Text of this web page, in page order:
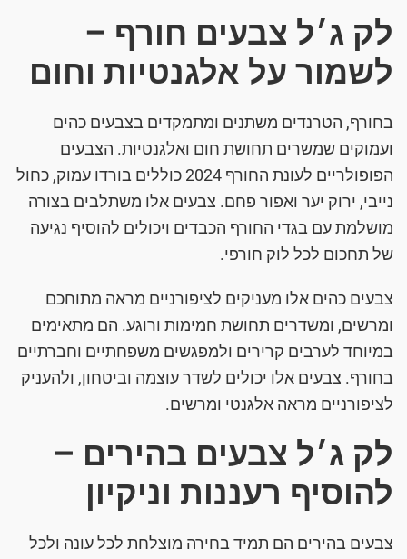
לק ג׳ל צבעים חורף –
לשמור על אלגנטיות וחום
בחורף, הטרנדים משתנים ומתמקדים בצבעים כהים
ועמוקים שמשרים תחושת חום ואלגנטיות. הצבעים
הפופולריים לעונת החורף 2024 כוללים בורדו עמוק, כחול
נייבי, ירוק יער ואפור פחם. צבעים אלו משתלבים בצורה
מושלמת עם בגדי החורף הכבדים ויכולים להוסיף נגיעה
של תחכום לכל לוק חורפי.
צבעים כהים אלו מעניקים לציפורניים מראה מתוחכם
ומרשים, ומשדרים תחושת חמימות ורוגע. הם מתאימים
במיוחד לערבים קרירים ולמפגשים משפחתיים וחברתיים
בחורף. צבעים אלו יכולים לשדר עוצמה וביטחון, ולהעניק
לציפורניים מראה אלגנטי ומרשים.
לק ג׳ל צבעים בהירים –
להוסיף רעננות וניקיון
צבעים בהירים הם תמיד בחירה מוצלחת לכל עונה ולכל